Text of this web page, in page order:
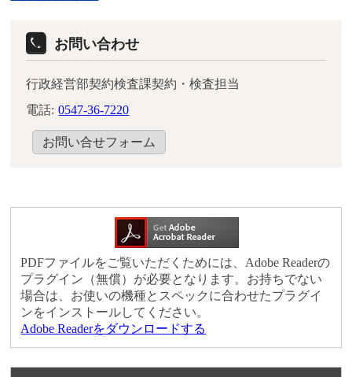
お問い合わせ
行政経営部契約検査課契約・検査担当
電話: 0547-36-7220
お問い合せフォーム
PDFファイルをご覧いただくためには、Adobe Readerの
プラグイン（無償）が必要となります。お持ちでない
場合は、お使いの機種とスペックに合わせたプラグイ
ンをインストールしてください。
Adobe Readerをダウンロードする